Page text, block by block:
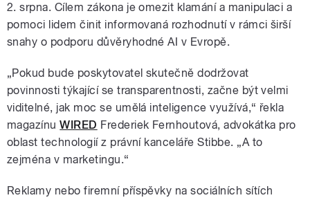
2. srpna. Cílem zákona je omezit klamání a manipulaci a
pomoci lidem činit informovaná rozhodnutí v rámci širší
snahy o podporu důvěryhodné AI v Evropě.
„Pokud bude poskytovatel skutečně dodržovat
povinnosti týkající se transparentnosti, začne být velmi
viditelné, jak moc se umělá inteligence využívá,“ řekla
magazínuWIRED Frederiek Fernhoutová, advokátka pro
oblast technologií z právní kanceláře Stibbe. „A to
zejména v marketingu.“
Reklamy nebo firemní příspěvky na sociálních sítích